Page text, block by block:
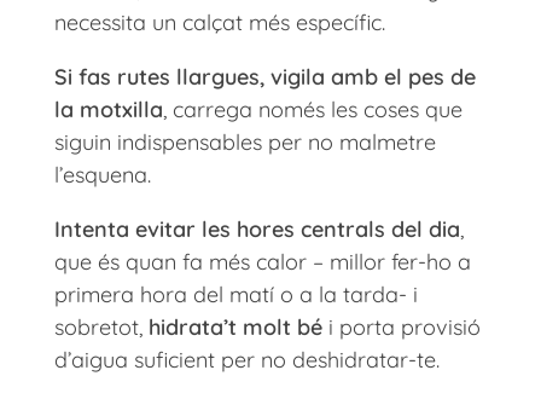
necessita un calçat més específic.
Si fas rutes llargues, vigila amb el pes de
la motxilla, carrega només les coses que
siguin indispensables per no malmetre
l’esquena.
Intenta evitar les hores centrals del dia,
que és quan fa més calor – millor fer-ho a
primera hora del matí o a la tarda- i
sobretot, hidrata’t molt bé i porta provisió
d’aigua suficient per no deshidratar-te.